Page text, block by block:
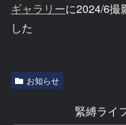
ギャラリーに2024/6撮
した
お知らせ
緊縛ライ